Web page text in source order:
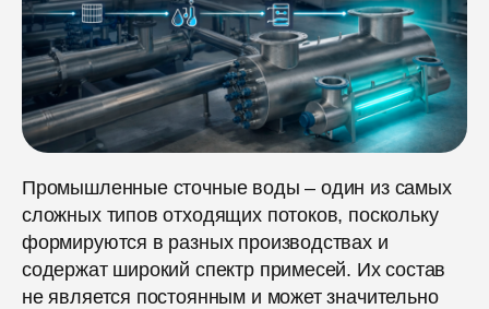
Промышленные сточные воды – один из самых
сложных типов отходящих потоков, поскольку
формируются в разных производствах и
содержат широкий спектр примесей. Их состав
не является постоянным и может значительно